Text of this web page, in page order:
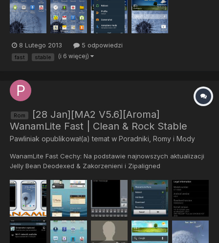
8 Lutego 2013 5 odpowiedzi
fast stable (i 6 więcej)
Rom
[28 Jan][MA2 V5.6][Aroma]
WanamLite Fast | Clean & Rock Stable
Pawliniak opublikował(a) temat w Poradniki, Romy i Mody
WanamLite Fast Cechy: Na podstawie najnowszych aktualizacji
Jelly Bean Deodexed & Zakorzenieni i Zipaligned
Przepakowane i Podrasowane & Niebezpieczny kernel (szczypie
nadal działa na innych niestandardowych jąder) Automatyczne
kodowanie...